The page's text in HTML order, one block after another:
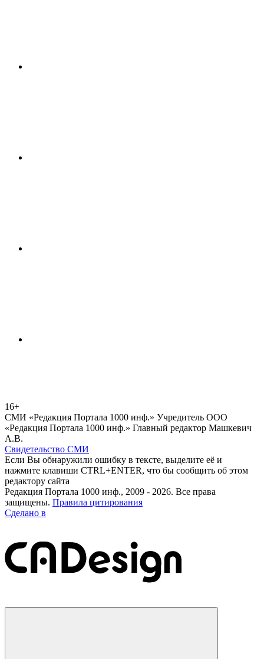
16+
СМИ «Редакция Портала 1000 инф.» Учредитель ООО
«Редакция Портала 1000 инф.» Главный редактор Машкевич
А.В.
Свидетельство СМИ
Если Вы обнаружили ошибку в тексте, выделите её и
нажмите клавиши CTRL+ENTER, что бы сообщить об этом
редактору сайта
Редакция Портала 1000 инф., 2009 - 2026. Все права
защищены. Правила цитирования
Сделано в